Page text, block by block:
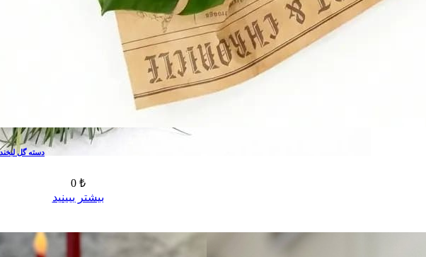
دسته گل
0 ₺
بیشتر ببینید